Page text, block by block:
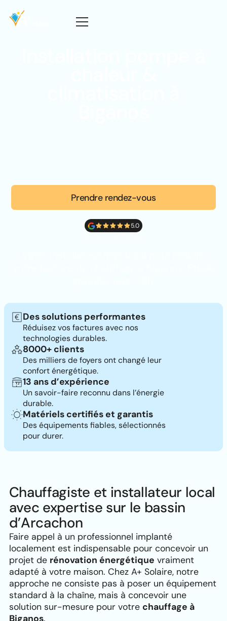
Prendre rendez-vous
5.0
Des solutions performantes
Réduisez vos factures avec nos
technologies durables.
8000+ clients
Des milliers de foyers ont changé leur
confort énergétique.
13 ans d’expérience
Un savoir-faire reconnu dans l’énergie
durable.
Matériels certifiés et garantis
Des équipements fiables, sélectionnés
pour durer.
Chauffagiste et installateur local
avec expertise sur le bassin
d’Arcachon
Faire appel à un professionnel implanté
localement est indispensable pour concevoir un
projet de rénovation énergétique vraiment
adapté à votre maison. Chez A+ Solaire, notre
approche ne consiste pas à poser un équipement
standard à la chaîne, mais à concevoir une
solution sur-mesure pour votre chauffage à
Biganos.